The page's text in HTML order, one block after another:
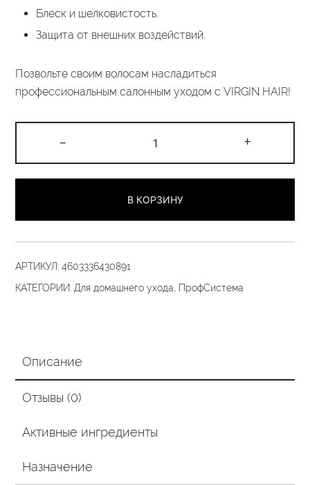
Блеск и шелковистость.
Защита от внешних воздействий.
Позвольте своим волосам насладиться
профессиональным салонным уходом с VIRGIN HAIR!
-
товара
Набор
волос
«Салонный
уход»
30гр)
+
В КОРЗИНУ
АРТИКУЛ: 4603336430891
КАТЕГОРИИ: Для домашнего ухода, ПрофСистема
Описание
Отзывы (0)
Активные ингредиенты
Назначение